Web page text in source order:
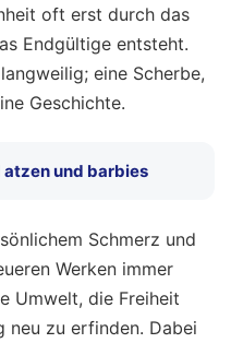
oft erst durch das
Endgültige entsteht.
eine Scherbe,
Geschichte.
und barbies
Schmerz und
Werken immer
Umwelt, die Freiheit
neu zu erfinden. Dabei